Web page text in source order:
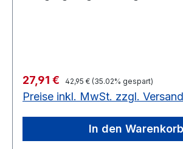
Verkaufspreis:
27,91 € Regulärer Preis:
42,95 € (35.02% gespart)
Preise inkl. MwSt. zzgl.
In den Warenkorb